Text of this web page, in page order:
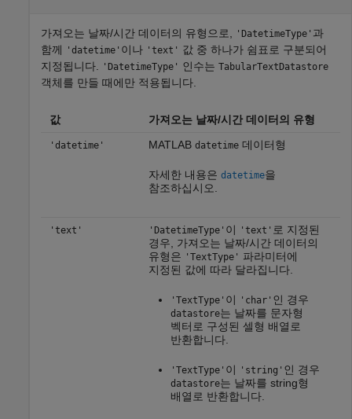
가져오는 날짜/시간 데이터의 유형으로, 'DatetimeType' 과
함께
'datetime' 이나 'text' 값 중 하나가 쉼표로 구분되어
지정됩니다.
'DatetimeType' 인수는 TabularTextDatastore
객체를 만들 때에만 적용됩니다.
값 가져오는 날짜/시간 데이터의 유형
'datetime' MATLAB datetime데이터형
자세한 내용은 datetime을
참조하십시오.
'text' 'DatetimeType' 이 'text' 로 지정된
경우, 가져오는 날짜/시간 데이터의
유형은 'TextType' 파라미터에
지정된 값에 따라 달라집니다.
'TextType' 이 'char' 인 경우
datastore는 날짜를 문자형
벡터로 구성된 셀형 배열로
반환합니다.
'TextType' 이 'string' 인 경우
datastore는 날짜를 string형
배열로 반환합니다.